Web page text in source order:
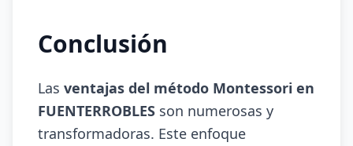
Conclusión
Las ventajas del método Montessori en
FUENTERROBLES son numerosas y
transformadoras. Este enfoque